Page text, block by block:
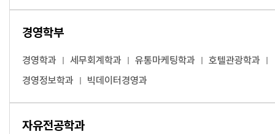
경영학부
경영학과 세무회계학과 유통마케팅학과
호텔관광학과
경영정보학과
빅데이터경영과
자유전공학과